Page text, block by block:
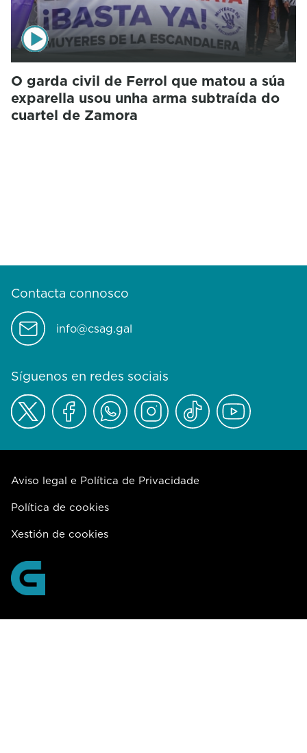
O garda civil de Ferrol que matou a súa
exparella usou unha arma subtraída do
cuartel de Zamora
Contacta connosco
info@csag.gal
Síguenos en redes sociais
Aviso legal e Política de Privacidade
Política de cookies
Xestión de cookies